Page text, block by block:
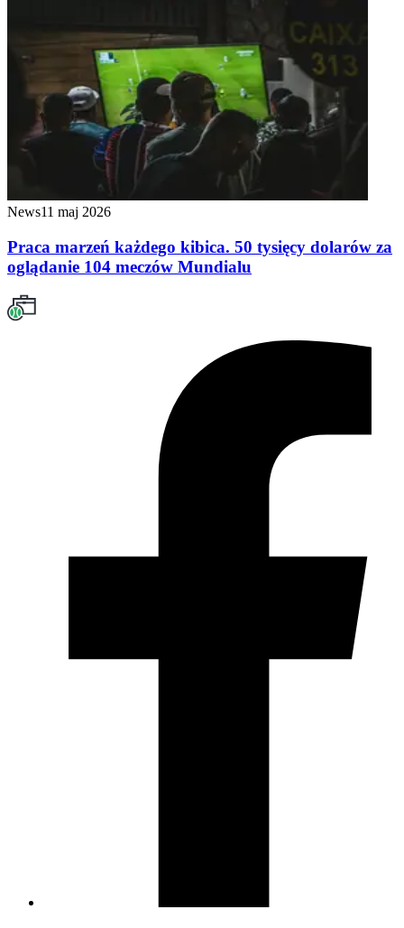
News11 maj 2026
Praca marzeń każdego kibica. 50 tysięcy dolarów za
oglądanie 104 meczów Mundialu